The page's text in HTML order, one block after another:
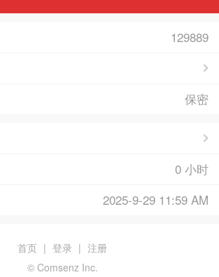
129889
保密
0 小时
2025-9-29 11:59 AM
首页 | 登录 | 注册
© Comsenz Inc.